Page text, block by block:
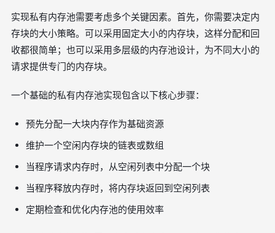
实现私有内存池需要考虑多个关键因素。首先，你需要决定内
存块的大小策略。可以采用固定大小的内存块，这样分配和回
收都很简单；也可以采用多层级的内存池设计，为不同大小的
请求提供专门的内存块。
一个基础的私有内存池实现包含以下核心步骤：
预先分配一大块内存作为基础资源
维护一个空闲内存块的链表或数组
当程序请求内存时，从空闲列表中分配一个块
当程序释放内存时，将内存块返回到空闲列表
定期检查和优化内存池的使用效率